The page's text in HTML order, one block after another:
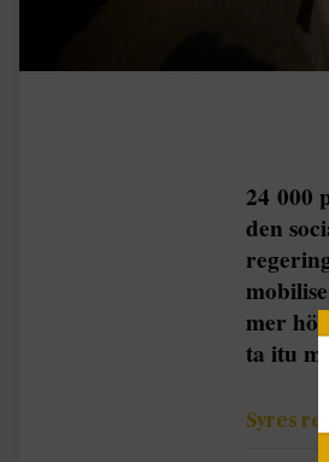
24 000
den
mer
ta itu
Syres